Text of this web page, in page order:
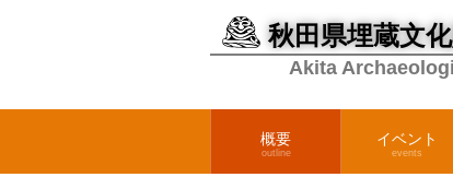
Akita
秋田県埋蔵文
概要
outline
イベント
events